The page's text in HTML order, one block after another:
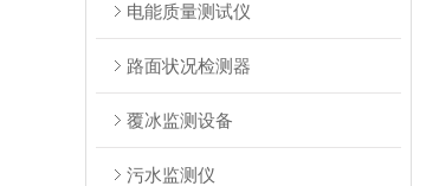
电能质量测试仪
路面状况检测器
覆冰监测设备
污水监测仪